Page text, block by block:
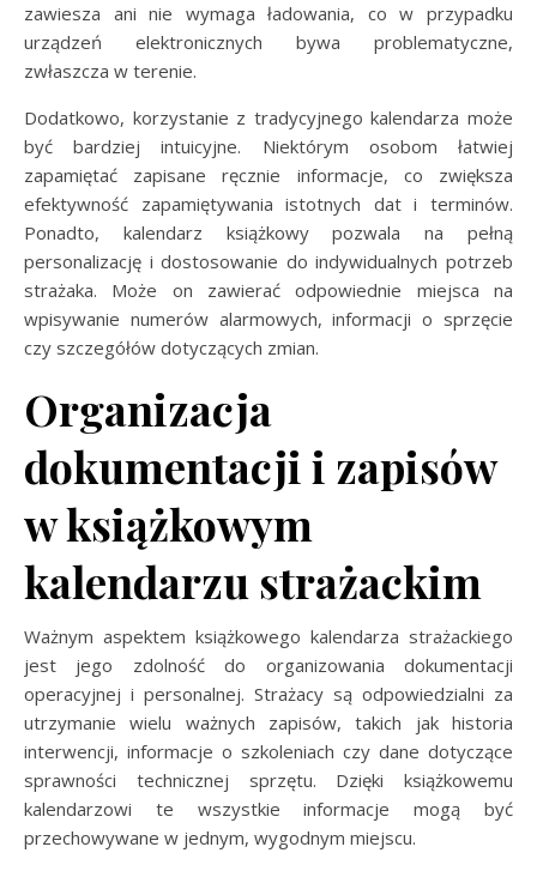
zawiesza ani nie wymaga ładowania, co w przypadku
urządzeń elektronicznych bywa problematyczne,
zwłaszcza w terenie.
Dodatkowo, korzystanie z tradycyjnego kalendarza może
być bardziej intuicyjne. Niektórym osobom łatwiej
zapamiętać zapisane ręcznie informacje, co zwiększa
efektywność zapamiętywania istotnych dat i terminów.
Ponadto, kalendarz książkowy pozwala na pełną
personalizację i dostosowanie do indywidualnych potrzeb
strażaka. Może on zawierać odpowiednie miejsca na
wpisywanie numerów alarmowych, informacji o sprzęcie
czy szczegółów dotyczących zmian.
Organizacja
dokumentacji i zapisów
w książkowym
kalendarzu strażackim
Ważnym aspektem książkowego kalendarza strażackiego
jest jego zdolność do organizowania dokumentacji
operacyjnej i personalnej. Strażacy są odpowiedzialni za
utrzymanie wielu ważnych zapisów, takich jak historia
interwencji, informacje o szkoleniach czy dane dotyczące
sprawności technicznej sprzętu. Dzięki książkowemu
kalendarzowi te wszystkie informacje mogą być
przechowywane w jednym, wygodnym miejscu.